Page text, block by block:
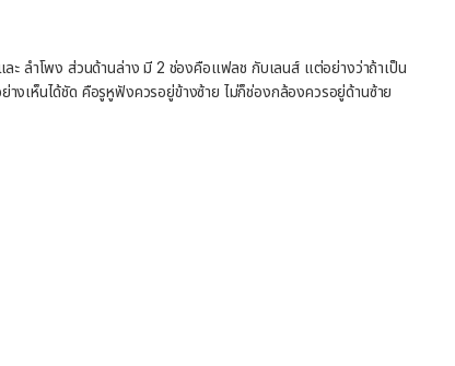
ละ ลำโพง ส่วนด้านล่าง มี 2 ช่องคือแฟลช กับเลนส์ แต่อย่างว่าถ้าเป็น
งเห็นได้ชัด คือรูหูฟังควรอยู่ข้างซ้าย ไม่ก็ช่องกล้องควรอยู่ด้านซ้าย